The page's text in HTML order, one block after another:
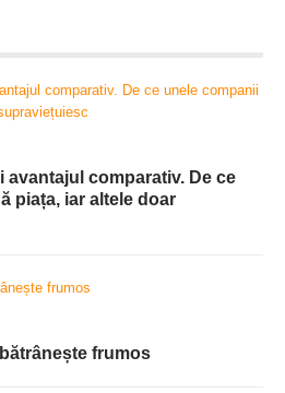
comparativ. De ce
piața, iar altele doar
frumos